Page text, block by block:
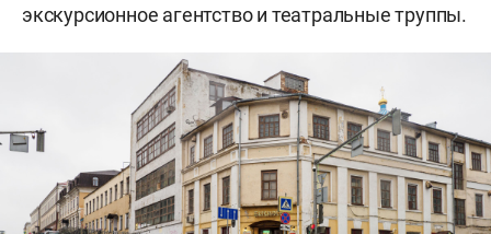
экскурсионное агентство и театральные труппы.